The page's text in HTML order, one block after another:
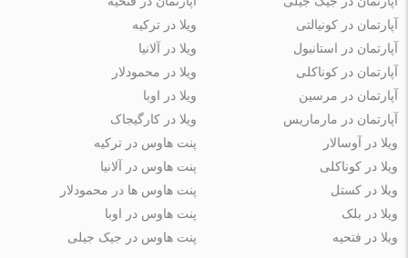
آپارتمان در کونیالتی
آپارتمان در استانبول
آپارتمان در کوناکلی
آپارتمان در مرسین
آپارتمان در مارماریس
ویلا در ترکیه
ویلا در آلانیا
ویلا در محمودلار
ویلا در اوبا
ویلا در کارگیجاک
ویلا در آوسالار
ویلا در کوناکلی
ویلا در کستل
ویلا در بلک
ویلا در فتحیه
پنت هاوس در ترکیه
پنت هاوس در آلانیا
پنت هاوس ها در محمودلار
پنت هاوس در اوبا
پنت هاوس در جیک جیلی